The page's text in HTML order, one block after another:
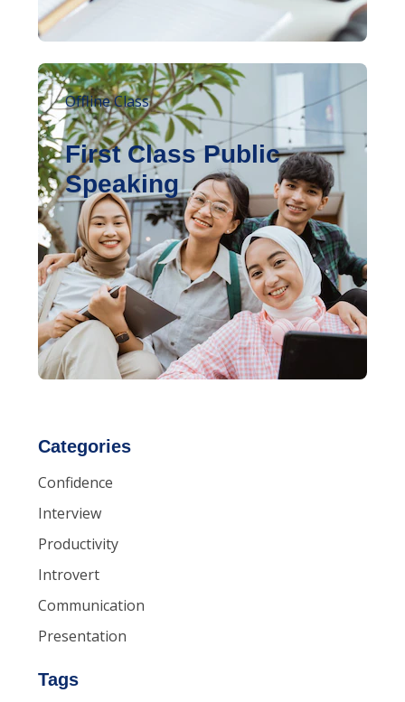
Categories
Confidence
Interview
Productivity
Introvert
Communication
Presentation
Tags
Offline Class
First Class Public
Speaking